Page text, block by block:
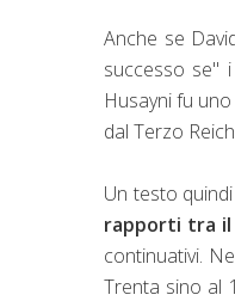
Anche se
successo se"
Husayni fu
dal Terzo
Un testo
rapporti tra il
continuativi.
Trenta sino al